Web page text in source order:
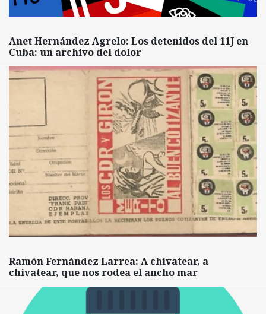
Anet Hernández Agrelo: Los detenidos del 11J en
Cuba: un archivo del dolor
Ramón Fernández Larrea: A chivatear, a
chivatear, que nos rodea el ancho mar